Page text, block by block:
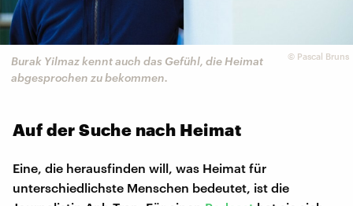
© Pascal Bruns
Burak Yilmaz kennt auch das Gefühl, die Heimat
abgesprochen zu bekommen.
Auf der Suche nach Heimat
Eine, die herausfinden will, was Heimat für
unterschiedlichste Menschen bedeutet, ist die